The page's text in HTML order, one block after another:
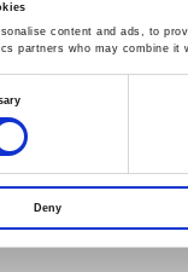
content and ads, to
partners who may combine
Deny